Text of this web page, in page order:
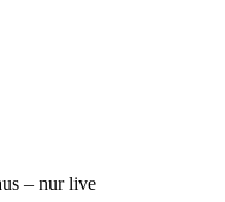
– nur live